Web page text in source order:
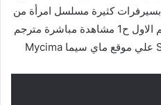
حلقات مسلسل Plerng Naree بسيرفرات كثيرة مسلسل امرأة من
نار الحلقة 1 مترجم كامل الموسم الاول ح1 مشاهدة مباشرة مترجم